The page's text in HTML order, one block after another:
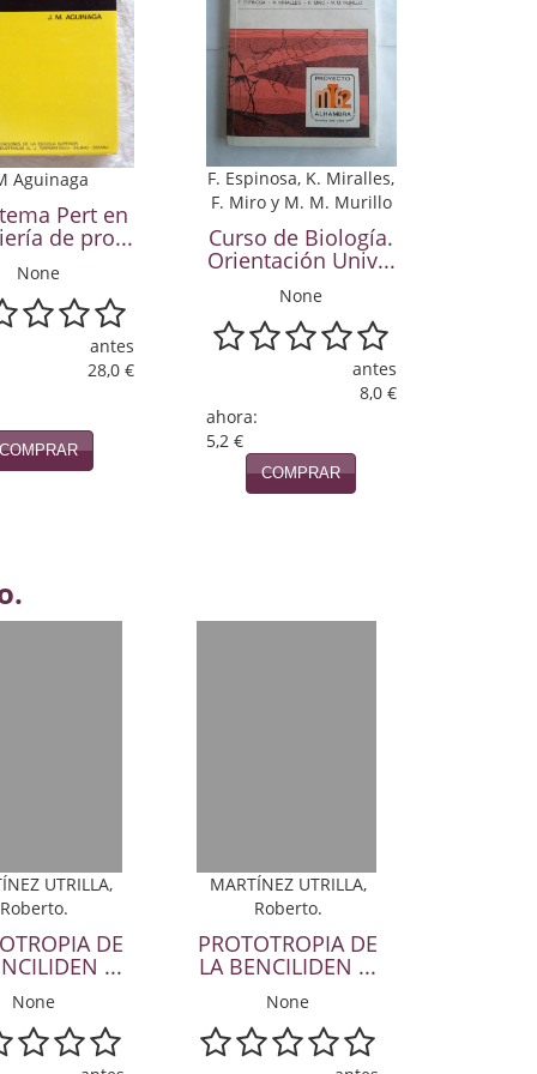
Aguinaga
Pert en
de pro...
None
antes
28,0 €
F. Espinosa, K. Miralles,
F. Miro y M. M. Murillo
Curso de Biología.
Orientación Univ...
None
antes
8,0 €
ahora:
5,2 €
COMPRAR
UTRILLA,
Roberto.
DE
...
None
MARTÍNEZ UTRILLA,
Roberto.
PROTOTROPIA DE
LA BENCILIDEN ...
None